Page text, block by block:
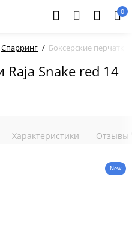
0
Спарринг Боксерские перчатки
Raja Snake red 14
Характеристики Отзывы
New